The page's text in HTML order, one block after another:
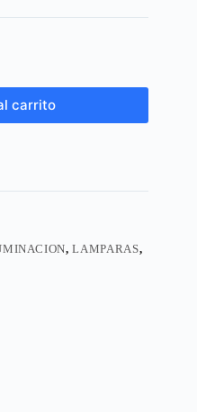
carrito
,LAMPARAS,